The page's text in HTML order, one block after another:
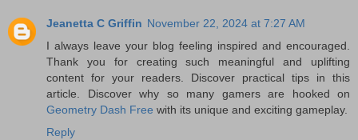
Jeanetta C Griffin November 22, 2024 at 7:27 AM
I always leave your blog feeling inspired and encouraged.
Thank you for creating such meaningful and uplifting
content for your readers. Discover practical tips in this
article. Discover why so many gamers are hooked on
Geometry Dash Free with its unique and exciting gameplay.
Reply